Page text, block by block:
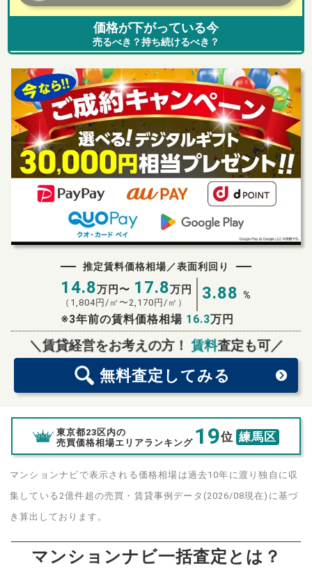
価格が下がっている今
売るべき？持ち続けるべき？
推定賃料価格相場／表面利回り
14.8万円〜 17.8万円
（ 1,804円/㎡〜2,170 円/㎡） 3.88 %
※3年前の賃料価格相場 16.3万円
＼賃貸経営をお考えの方！賃料査定も可／
無料査定 してみる
無料査定スタート！
東京都23区内の
売買価格相場エリアランキング 19位 練馬区
マンションナビで表示される価格相場は過去10年に渡り独自に収
集している2億件超の売買・賃貸事例データ(2026/08現在)に基づ
き算出しております。
マンションナビ一括査定とは？